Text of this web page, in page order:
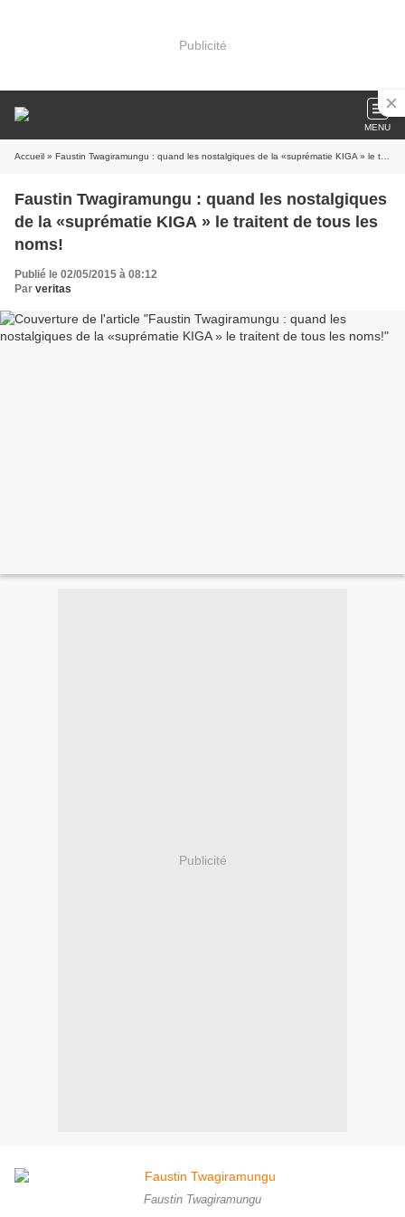
Publicité
MENU
Accueil » Faustin Twagiramungu : quand les nostalgiques de la «suprématie KIGA » le traitent de tous les noms!
Faustin Twagiramungu : quand les nostalgiques
de la «suprématie KIGA » le traitent de tous les
noms!
Publié le 02/05/2015 à 08:12
Par veritas
Publicité
Faustin Twagiramungu